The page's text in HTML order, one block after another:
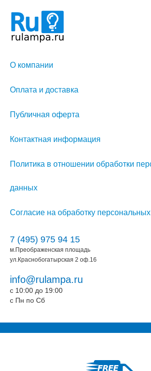
О компании
Оплата и доставка
Публичная оферта
Контактная информация
Политика в отношении обработки
данных
Согласие на обработку
7 (495) 975 94 15
м.Преображенская площадь
ул.Краснобогатырская 2 оф.16
info@rulampa.ru
c 10:00 до 19:00
c Пн по Сб